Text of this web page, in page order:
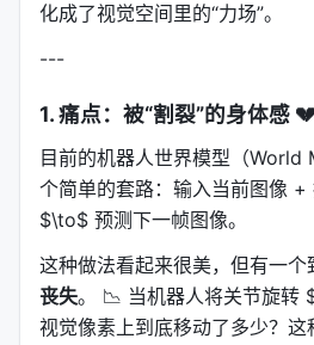
化成了视觉空间里的“力场”。
---
1. 痛点：被“割裂”的身体感
目前的机器人世界模型（World
个简单的套路：输入当前图像
$\to$ 预测下一帧图像。
这种做法看起来很美，但有一个
丧失。 📉 当机器人将关节旋转
视觉像素上到底移动了多少？